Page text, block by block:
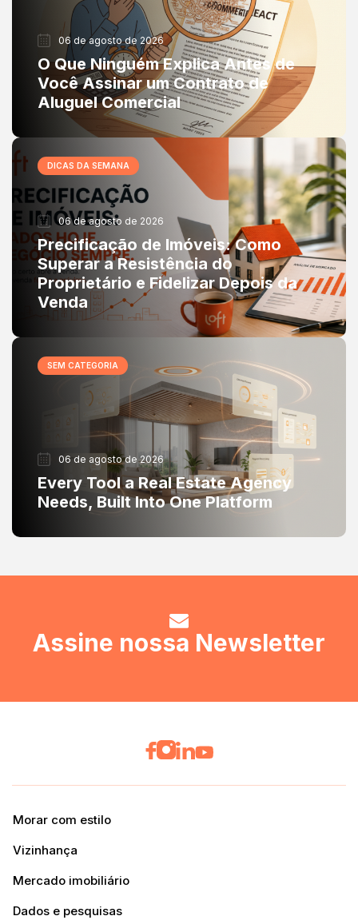
06 de agosto de 2026
O Que Ninguém Explica Antes de
Você Assinar um Contrato de
Aluguel Comercial
DICAS DA SEMANA
06 de agosto de 2026
Precificação de Imóveis: Como
Superar a Resistência do
Proprietário e Fidelizar Depois da
Venda
SEM CATEGORIA
06 de agosto de 2026
Every Tool a Real Estate Agency
Needs, Built Into One Platform
Assine nossa Newsletter
Morar com estilo
Vizinhança
Mercado imobiliário
Dados e pesquisas